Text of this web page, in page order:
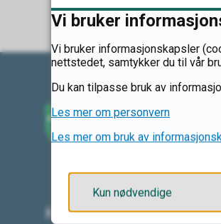
Kontakt oss
Vi bruker
Vi bruker informasjonskapsler
nettstedet, samtykker du til vår
Du kan tilpasse bruk av
Les mer om personvern
Les mer om bruk av
Kun nødvendige